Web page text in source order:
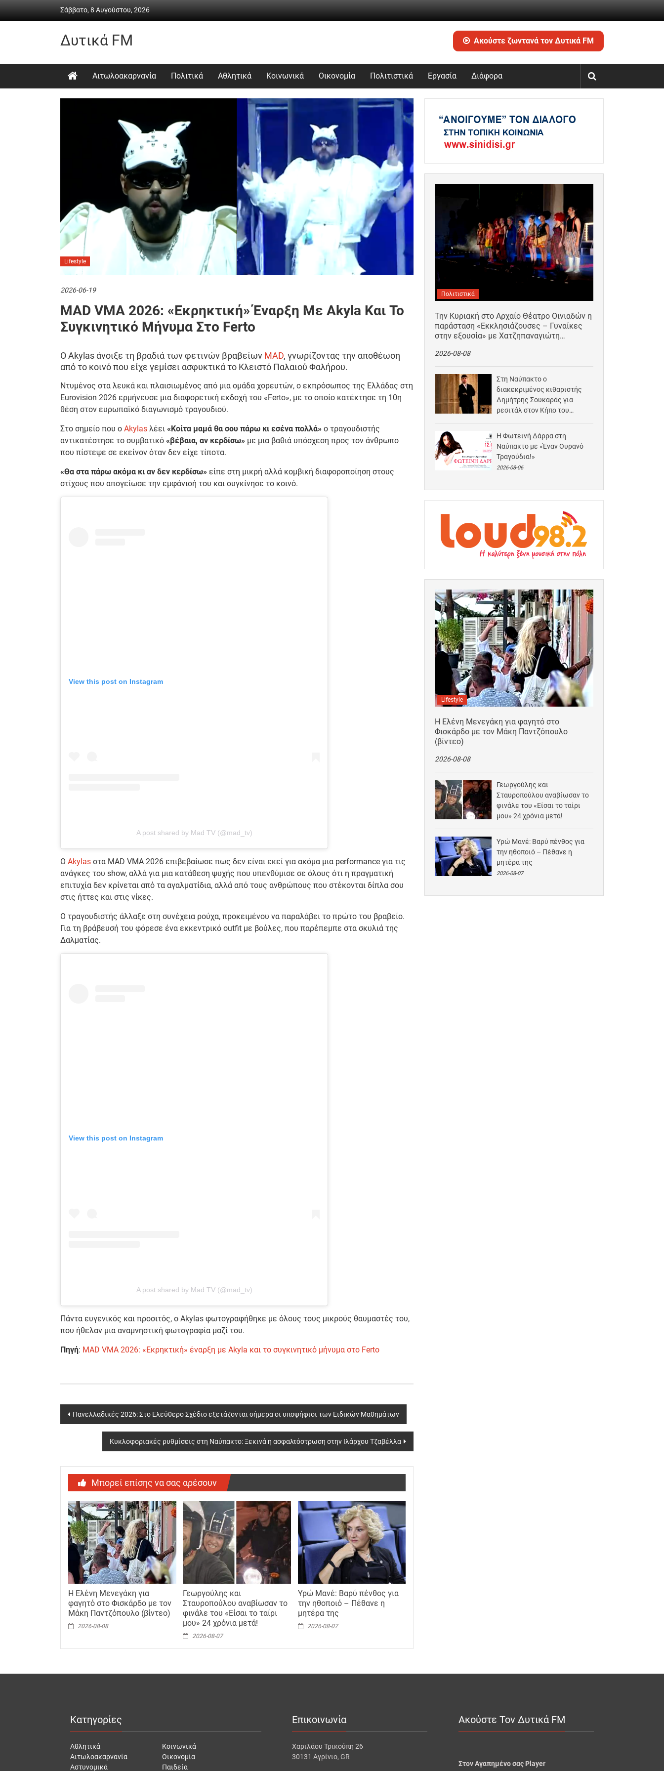
Σάββατο, 8 Αυγούστου, 2026
Δυτικά FM
Καθημερινή
Ακούστε ζωντανά τον Δυτικά FM
Αιτωλοακαρνανία Πολιτικά Αθλητικά Κοινωνικά Οικονομία Πολιτιστικά Εργασία Διάφορα
Lifestyle
2026-06-19
MAD VMA 2026: «Eκρηκτική» Έναρξη Με Akyla Και Το
Συγκινητικό Μήνυμα Στο Ferto
Ο Akylas άνοιξε τη βραδιά των φετινών βραβείων MAD, γνωρίζοντας την αποθέωση
από το κοινό που είχε γεμίσει ασφυκτικά το Κλειστό Παλαιού Φαλήρου.
Ντυμένος στα λευκά και πλαισιωμένος από μια ομάδα χορευτών, ο εκπρόσωπος της Ελλάδας στη
Eurovision 2026 ερμήνευσε μια διαφορετική εκδοχή του «Ferto», με το οποίο κατέκτησε τη 10η
θέση στον ευρωπαϊκό διαγωνισμό τραγουδιού.
Στο σημείο που ο Akylas λέει «Κοίτα μαμά θα σου πάρω κι εσένα πολλά» ο τραγουδιστής
αντικατέστησε το συμβατικό «βέβαια, αν κερδίσω» με μια βαθιά υπόσχεση προς τον άνθρωπο
που πίστεψε σε εκείνον όταν δεν είχε τίποτα.
«Θα στα πάρω ακόμα κι αν δεν κερδίσω» είπε στη μικρή αλλά κομβική διαφοροποίηση στους
στίχους που απογείωσε την εμφάνισή του και συγκίνησε το κοινό.
View this post on Instagram
A post shared by Mad TV (@mad_tv)
Ο Akylas στα MAD VMA 2026 επιβεβαίωσε πως δεν είναι εκεί για ακόμα μια performance για τις
ανάγκες του show, αλλά για μια κατάθεση ψυχής που υπενθύμισε σε όλους ότι η πραγματική
επιτυχία δεν κρίνεται από τα αγαλματίδια, αλλά από τους ανθρώπους που στέκονται δίπλα σου
στις ήττες και στις νίκες.
Ο τραγουδιστής άλλαξε στη συνέχεια ρούχα, προκειμένου να παραλάβει το πρώτο του βραβείο.
Για τη βράβευσή του φόρεσε ένα εκκεντρικό outfit με βούλες, που παρέπεμπε στα σκυλιά της
Δαλματίας.
View this post on Instagram
A post shared by Mad TV (@mad_tv)
Πάντα ευγενικός και προσιτός, ο Akylas φωτογραφήθηκε με όλους τους μικρούς θαυμαστές του,
που ήθελαν μια αναμνηστική φωτογραφία μαζί του.
Πηγή: MAD VMA 2026: «Eκρηκτική» έναρξη με Akyla και το συγκινητικό μήνυμα στο Ferto
Post
navigation
Πανελλαδικές 2026: Στο Ελεύθερο Σχέδιο εξετάζονται σήμερα οι υποψήφιοι των Ειδικών Μαθημάτων
Κυκλοφοριακές ρυθμίσεις στη Ναύπακτο: Ξεκινά η ασφαλτόστρωση στην Ιλάρχου Τζαβέλλα
Μπορεί επίσης να σας αρέσουν
Η Ελένη Μενεγάκη για
φαγητό στο Φισκάρδο με τον
Μάκη Παντζόπουλο (βίντεο)
2026-08-08
Γεωργούλης και
Σταυροπούλου αναβίωσαν το
φινάλε του «Είσαι το ταίρι
μου» 24 χρόνια μετά!
2026-08-07
Υρώ Μανέ: Βαρύ πένθος για
την ηθοποιό – Πέθανε η
μητέρα της
2026-08-07
Πολιτιστικά
Την Κυριακή στο Αρχαίο Θέατρο Οινιαδών η
παράσταση «Εκκλησιάζουσες – Γυναίκες
στην εξουσία» με Χατζηπαναγιώτη…
2026-08-08
Στη Ναύπακτο ο
διακεκριμένος κιθαριστής
Δημήτρης Σουκαράς για
ρεσιτάλ στον Κήπο του
Η Φωτεινή Δάρρα στη
Ναύπακτο με «Έναν Ουρανό
Τραγούδια!»
2026-08-06
Lifestyle
Η Ελένη Μενεγάκη για φαγητό στο
Φισκάρδο με τον Μάκη Παντζόπουλο
(βίντεο)
2026-08-08
Γεωργούλης και
Σταυροπούλου αναβίωσαν το
φινάλε του «Είσαι το ταίρι
μου» 24 χρόνια μετά!
Υρώ Μανέ: Βαρύ πένθος για
την ηθοποιό – Πέθανε η
μητέρα της
2026-08-07
Κατηγορίες
Αθλητικά
Αιτωλοακαρνανία
Αστυνομικά
Κοινωνικά
Οικονομία
Παιδεία
Επικοινωνία
Χαριλάου Τρικούπη 26
30131 Αγρίνιο, GR
Ακούστε Τον Δυτικά FM
Στον Αγαπημένο σας Player